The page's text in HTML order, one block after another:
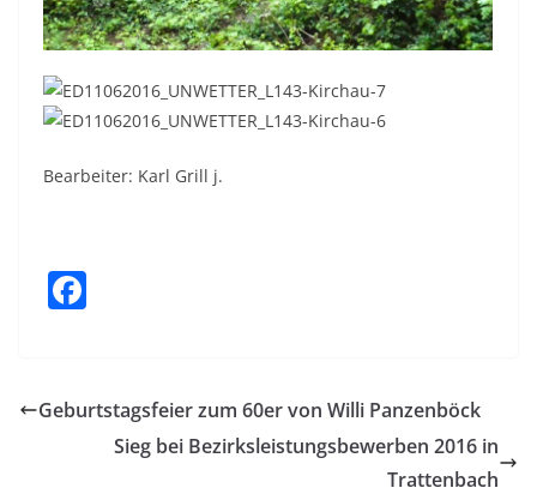
Bearbeiter: Karl Grill j.
e
Geburtstagsfeier zum 60er von Willi Panzenböck
Sieg bei Bezirksleistungsbewerben 2016 in
Trattenbach